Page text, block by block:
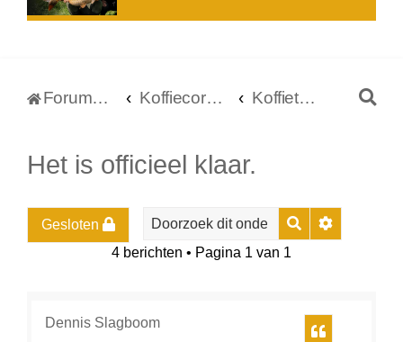
Forumoverzicht Koffiecorner Koffietafelpraat
Het is officieel klaar.
Gesloten ZoekUitgebreid
4 berichten • Pagina 1 van 1
Dennis Slagboom
Citeer